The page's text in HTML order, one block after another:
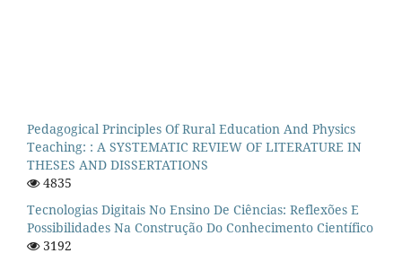
Pedagogical Principles Of Rural Education And Physics
Teaching: : A SYSTEMATIC REVIEW OF LITERATURE IN
THESES AND DISSERTATIONS
4835
Tecnologias Digitais No Ensino De Ciências: Reflexões E
Possibilidades Na Construção Do Conhecimento Científico
3192